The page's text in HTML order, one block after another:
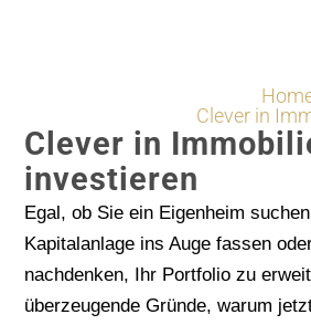
Clever in
Clever in
investieren
Egal, ob Sie ein Eigenheim
Kapitalanlage ins Auge fassen
nachdenken, Ihr Portfolio zu
überzeugende Gründe, warum